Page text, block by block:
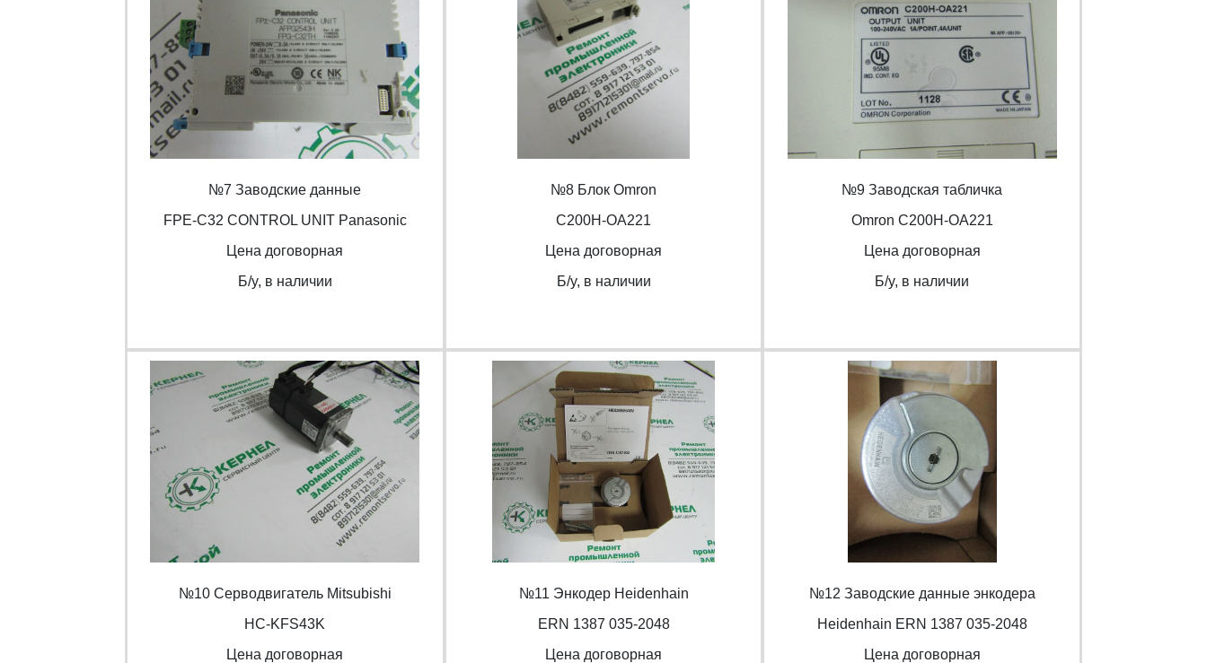
№7 Заводские данные
FPE-C32 CONTROL UNIT Panasonic
Цена договорная
Б/y, в наличии
№8 Блок Omron
С200H-OA221
Цена договорная
Б/y, в наличии
№9 Заводская табличка
Omron С200H-OA221
Цена договорная
Б/y, в наличии
№10 Серводвигатель Mitsubishi
HC-KFS43K
Цена договорная
№11 Энкодер Heidenhain
ERN 1387 035-2048
Цена договорная
№12 Заводские данные энкодера
Heidenhain ERN 1387 035-2048
Цена договорная